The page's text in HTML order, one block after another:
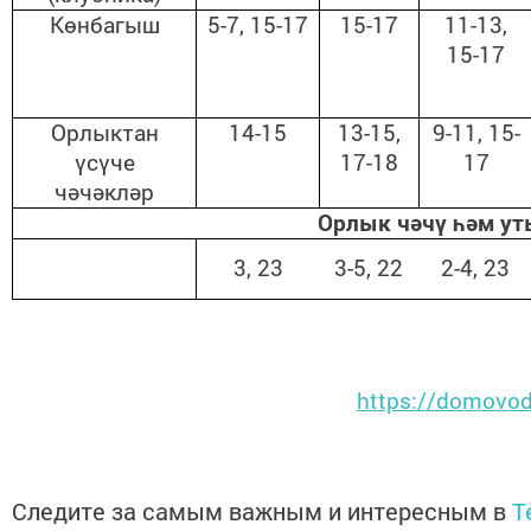
Көнбагыш
5-7, 15-17 15-17
11-13,
15-17
Орлыктан
үсүче
чәчәкләр
14-15
13-15,
17-18
9-11, 15-
17
Орлык чәчү һәм
3, 23
3-5, 22 2-4, 23
https://
Следите за самым важным и интересным в